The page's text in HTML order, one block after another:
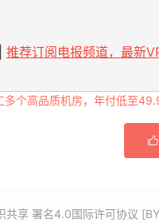
推荐订阅电报频道，最新
多个高品质机房，年付低至

共享 署名4.0国际许可协议